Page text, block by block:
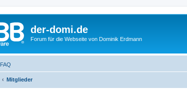
der-domi.de
Forum für die Webseite von Dominik Erdmann
FAQ
Mitglieder